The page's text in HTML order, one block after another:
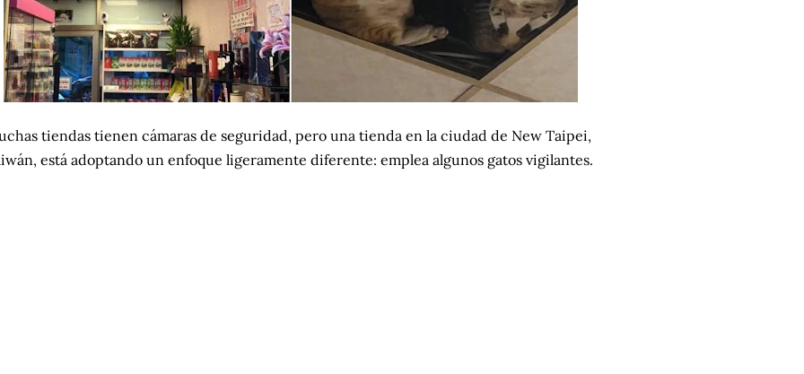
tiendas tienen cámaras de seguridad, pero una tienda en la ciudad de New Taipei,
está adoptando un enfoque ligeramente diferente: emplea algunos gatos vigilantes.